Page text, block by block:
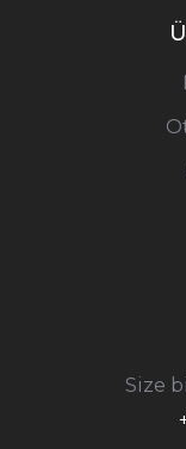
Size